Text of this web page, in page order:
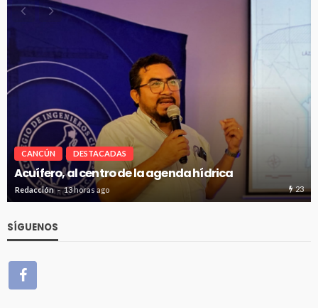
23
CANCÚN DESTACADAS
Renuevan 250 módulos de basura en el
Kukulcán
Redacción
SÍGUENOS